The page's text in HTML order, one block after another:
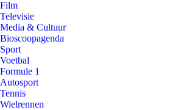
Film
Televisie
Media & Cultuur
Bioscoopagenda
Sport
Voetbal
Formule 1
Autosport
Tennis
Wielrennen